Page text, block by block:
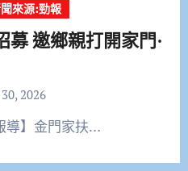
來源:勁報
邀鄉親打開家門·
2026
報導】金門家扶…